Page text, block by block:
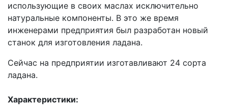
использующие в своих маслах исключительно
натуральные компоненты. В это же время
инженерами предприятия был разработан новый
станок для изготовления ладана.
Сейчас на предприятии изготавливают 24 сорта
ладана.
Характеристики: